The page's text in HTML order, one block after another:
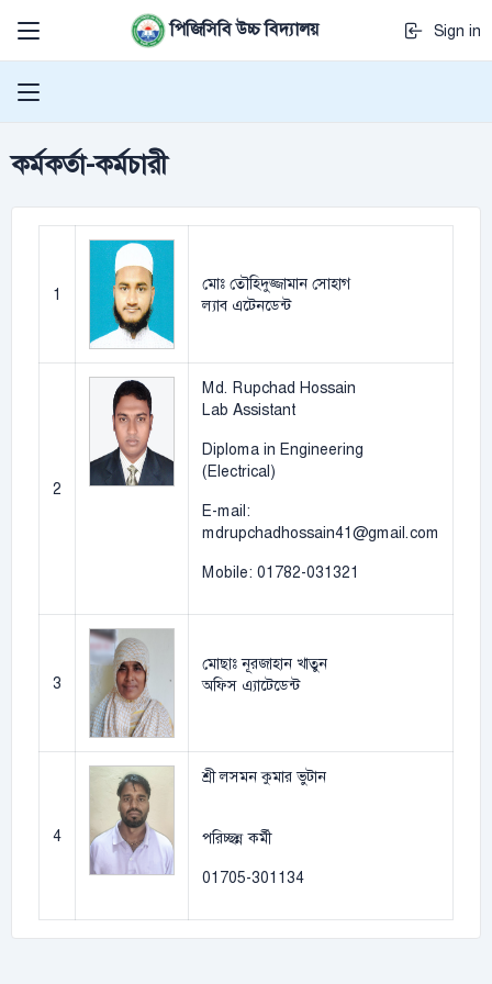
পিজিসিবি উচ্চ বিদ্যালয় Sign in
কর্মকর্তা-কর্মচারী
1
মোঃ তৌহিদুজ্জামান সোহাগ
ল্যাব এটেনডেন্ট
2
Md. Rupchad Hossain
Lab Assistant
Diploma in Engineering
(Electrical)
E-mail:
mdrupchadhossain41@gmail.com
Mobile: 01782-031321
3
মোছাঃ নূরজাহান খাতুন
অফিস এ্যাটেডেন্ট
4
শ্রী লসমন কুমার ভুটান
পরিচ্ছন্ন কর্মী
01705-301134